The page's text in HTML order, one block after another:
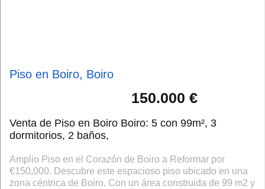
Piso en Boiro, Boiro
150.000 €
Venta de Piso en Boiro Boiro: 5 con 99m², 3
dormitorios, 2 baños,
Amplio Piso en el Corazón de Boiro a Reformar por
€150,000. Descubre este espacioso piso ubicado en una
zona céntrica de Boiro. Con un área construida de 99 m2 y